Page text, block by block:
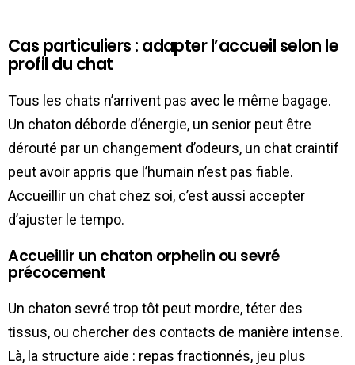
Cas particuliers : adapter l’accueil selon le
profil du chat
Tous les chats n’arrivent pas avec le même bagage.
Un chaton déborde d’énergie, un senior peut être
dérouté par un changement d’odeurs, un chat craintif
peut avoir appris que l’humain n’est pas fiable.
Accueillir un chat chez soi, c’est aussi accepter
d’ajuster le tempo.
Accueillir un chaton orphelin ou sevré
précocement
Un chaton sevré trop tôt peut mordre, téter des
tissus, ou chercher des contacts de manière intense.
Là, la structure aide : repas fractionnés, jeu plus